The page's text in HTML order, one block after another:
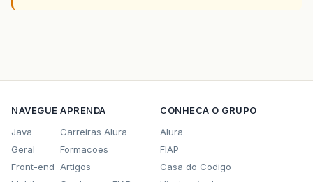
NAVEGUE
Java
Geral
Front-end
APRENDA
Carreiras Alura
Formacoes
Artigos
CONHECA O GRUPO
Alura
FIAP
Casa do Codigo